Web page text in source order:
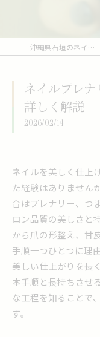
沖縄県石垣のネイルなら‘Ohai Ali‘i
ネイルプレ
詳しく解説
2026/02/14
ネイルを美しく仕上
た経験はありません
合はプレナリー、つ
ロン品質の美しさと
から爪の形整え、甘
手順一つひとつに理
美しい仕上がりを長
本手順と長持ちさせ
な工程を知ることで
す。